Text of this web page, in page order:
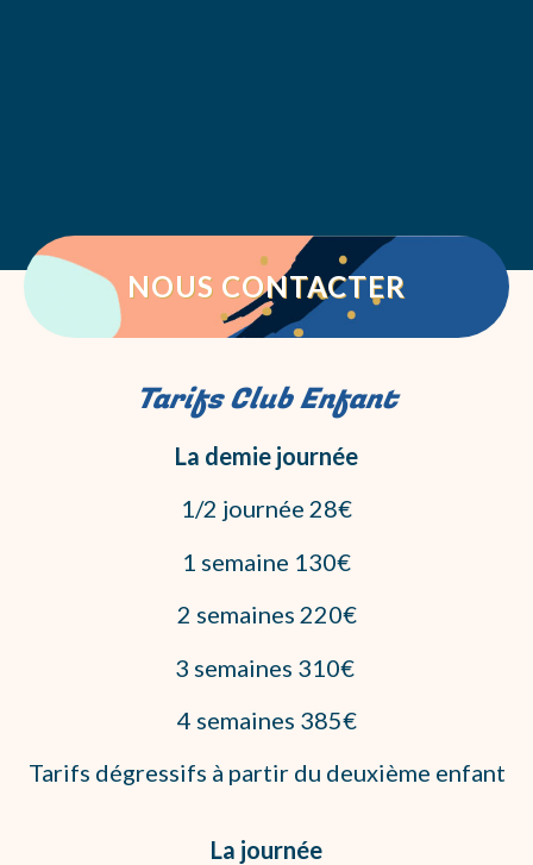
NOUS CONTACTER
Tarifs Club Enfant
La demie journée
1/2 journée 28€
1 semaine 130€
2 semaines 220€
3 semaines 310€
4 semaines 385€
Tarifs dégressifs à partir du deuxième enfant
La journée